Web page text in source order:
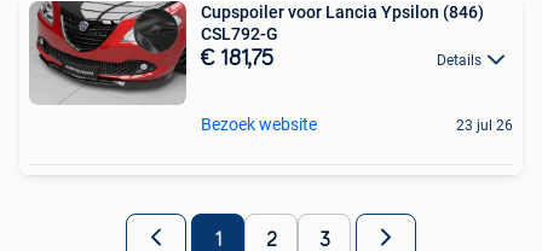
Cupspoiler voor Lancia Ypsilon (846)
CSL792-G
€ 181,75 Details
Bezoek website 23 jul 26
1 2 3